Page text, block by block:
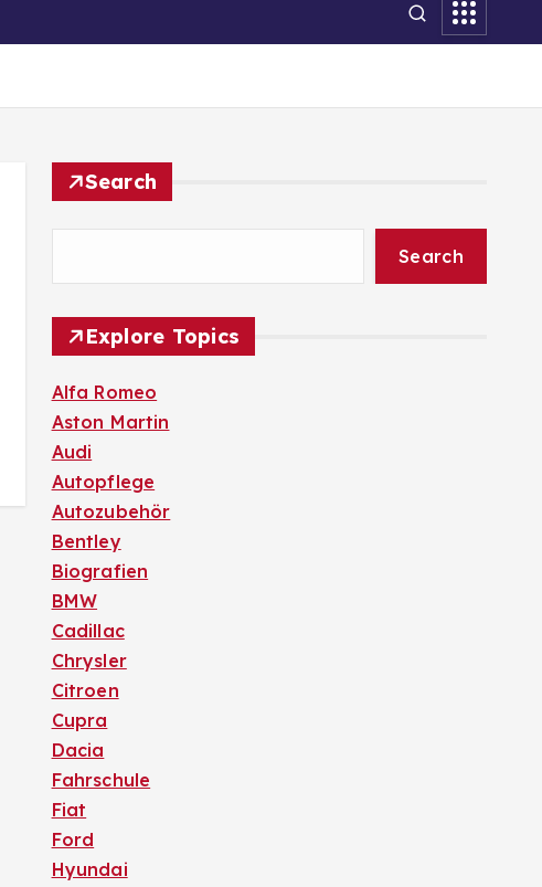
Search
Search
Explore Topics
Alfa Romeo
Aston Martin
Audi
Autopflege
Autozubehör
Bentley
Biografien
BMW
Cadillac
Chrysler
Citroen
Cupra
Dacia
Fahrschule
Fiat
Ford
Hyundai